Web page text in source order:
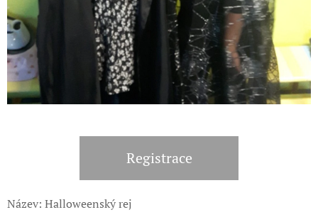
Registrace
Název: Halloweenský rej